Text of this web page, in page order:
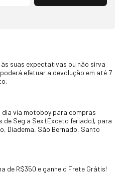
suas expectativas ou não sirva
efetuar a devolução em até 7
dia via motoboy para compras
de Seg a Sex (Exceto feriado), para
Diadema, São Bernado, Santo
de R$350 e ganhe o Frete Grátis!